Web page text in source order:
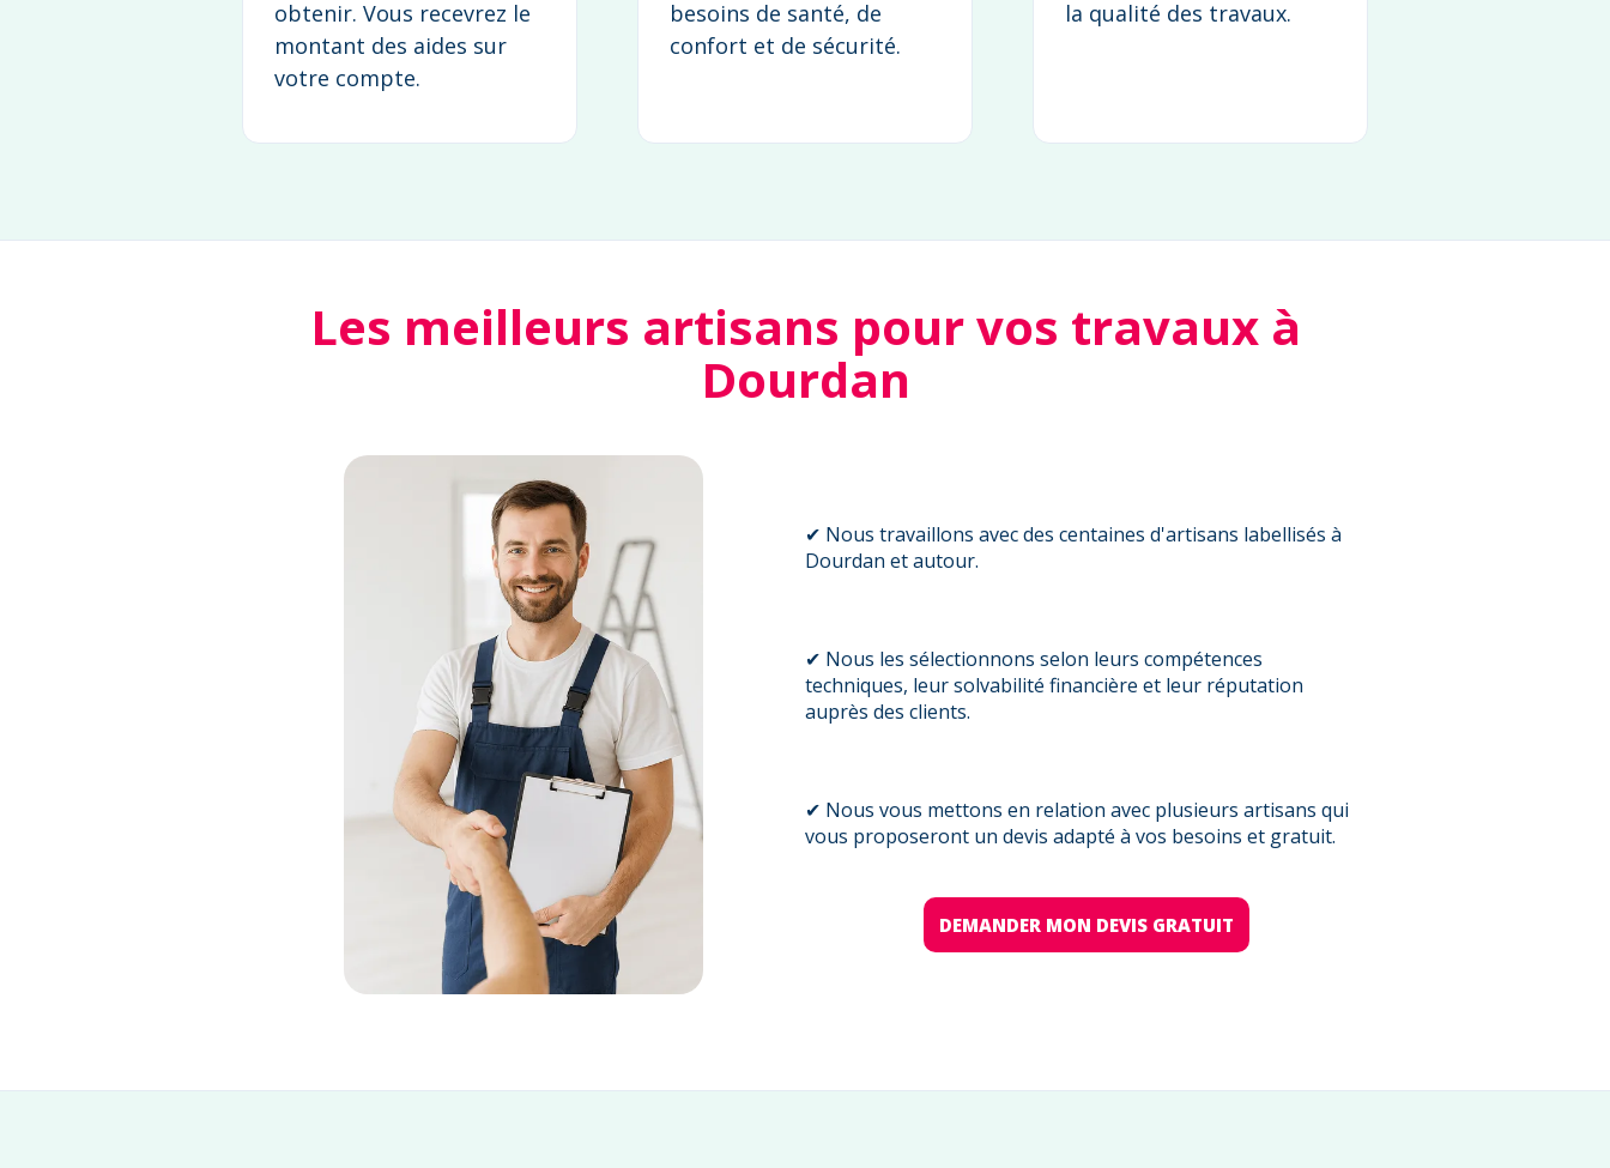
obtenir. Vous recevrez le
montant des aides sur
votre compte.
besoins de santé, de
confort et de sécurité.
la qualité des travaux.
Les meilleurs artisans pour vos travaux à
Dourdan
✔ Nous travaillons avec des centaines d'artisans labellisés à
Dourdan et autour.
✔ Nous les sélectionnons selon leurs compétences
techniques, leur solvabilité financière et leur réputation
auprès des clients.
✔ Nous vous mettons en relation avec plusieurs artisans qui
vous proposeront un devis adapté à vos besoins et gratuit.
DEMANDER MON DEVIS GRATUIT